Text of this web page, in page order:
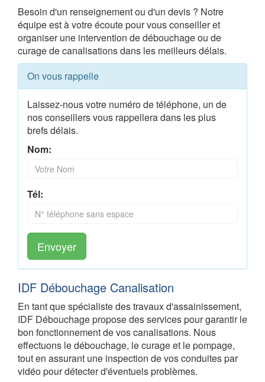
Besoin d'un renseignement ou d'un devis ? Notre
équipe est à votre écoute pour vous conseiller et
organiser une intervention de débouchage ou de
curage de canalisations dans les meilleurs délais.
On vous rappelle
Laissez-nous votre numéro de téléphone, un de
nos conseillers vous rappellera dans les plus
brefs délais.
Nom:
Tél:
Envoyer
IDF Débouchage Canalisation
En tant que spécialiste des travaux d'assainissement,
IDF Débouchage propose des services pour garantir le
bon fonctionnement de vos canalisations. Nous
effectuons le débouchage, le curage et le pompage,
tout en assurant une inspection de vos conduites par
vidéo pour détecter d'éventuels problèmes.